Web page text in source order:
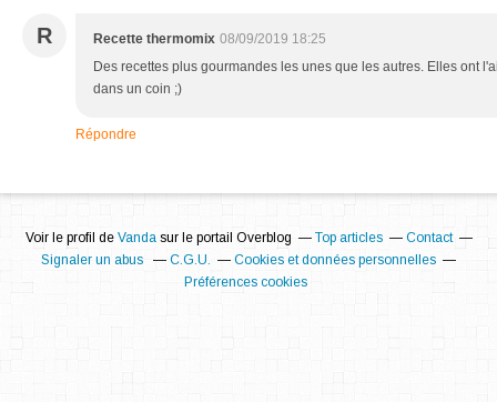
R Recette thermomix 08/09/2019 18:25
Des recettes plus gourmandes les unes que les autres. Elles ont
dans un coin ;)
Répondre
Voir le profil de Vandasur le portail Overblog Top articles
Contact
Signaler un abus
C.G.U.
Cookies et données personnelles
Préférences cookies